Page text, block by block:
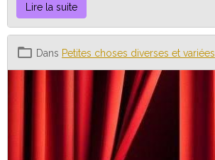
Lire la suite
Dans Petites choses diverses et variées